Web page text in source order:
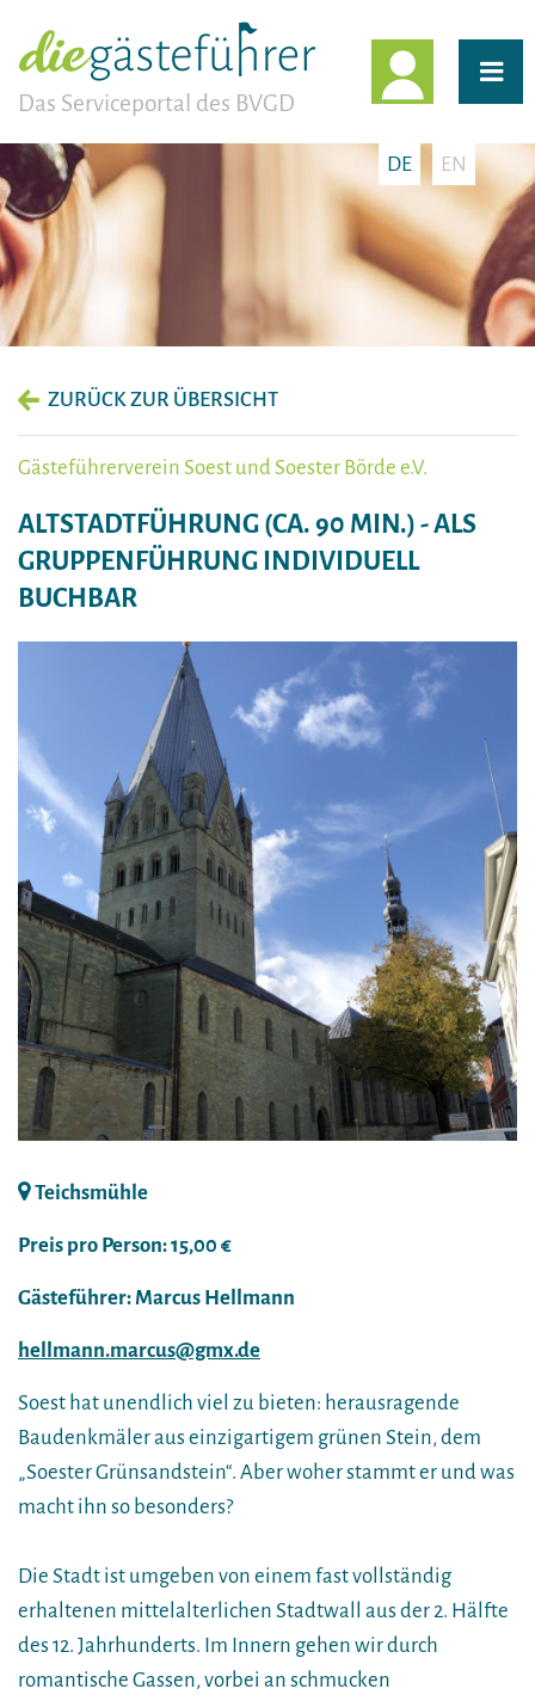
Das Serviceportal des BVGD
DE EN
ZURÜCK ZUR ÜBERSICHT
Gästeführerverein Soest und Soester Börde e.V.
ALTSTADTFÜHRUNG (CA. 90 MIN.) - ALS
GRUPPENFÜHRUNG INDIVIDUELL
BUCHBAR
Teichsmühle
Preis pro Person: 15,00 €
Gästeführer: Marcus Hellmann
hellmann.marcus@gmx.de
Soest hat unendlich viel zu bieten: herausragende
Baudenkmäler aus einzigartigem grünen Stein, dem
„Soester Grünsandstein“. Aber woher stammt er und was
macht ihn so besonders?
Die Stadt ist umgeben von einem fast vollständig
erhaltenen mittelalterlichen Stadtwall aus der 2. Hälfte
des 12. Jahrhunderts. Im Innern gehen wir durch
romantische Gassen, vorbei an schmucken